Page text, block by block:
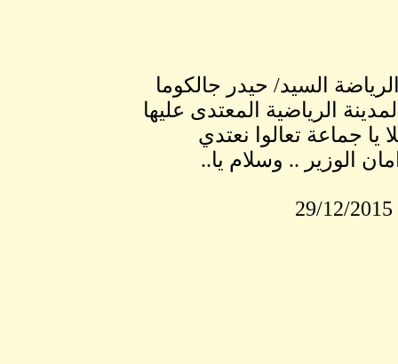
السيد/ حيدر جالكوما
الرياضية المعتدى عليها
يا جماعة تعالوا نعتدي
الوزير .. وسلام يا..